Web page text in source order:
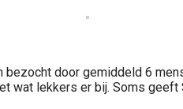
door gemiddeld 6
wat lekkers er bij. Soms geeft